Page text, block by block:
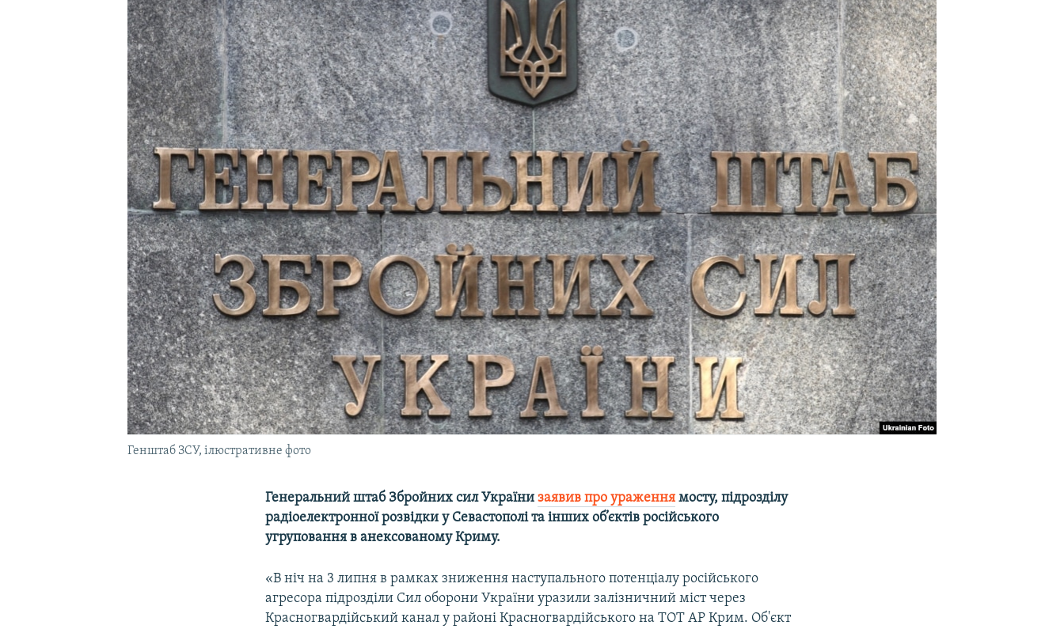
УКРАЇНСЬКА ПРОБЛЕМА КРИМУ
Генштаб ЗСУ, ілюстративне фото
Генеральний штаб Збройних сил Українизаявив про ураження мосту, підрозділу
радіоелектронної розвідки у Севастополі та інших об’єктів російського
угруповання в анексованому Криму.
«В ніч на 3 липня в рамках зниження наступального потенціалу російського
агресора підрозділи Сил оборони України уразили залізничний міст через
Красногвардійський канал у районі Красногвардійського на ТОТ АР Крим. Об'єкт